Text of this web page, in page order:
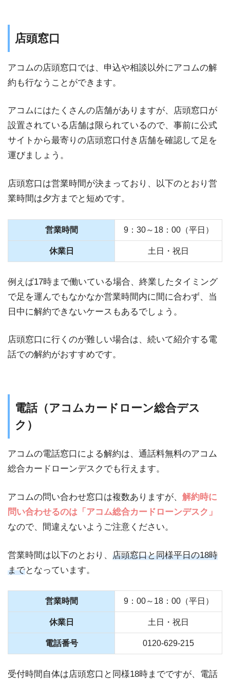
店頭窓口
アコムの店頭窓口では、申込や相談以外にアコムの解
約も行なうことができます。
アコムにはたくさんの店舗がありますが、店頭窓口が
設置されている店舗は限られているので、事前に公式
サイトから最寄りの店頭窓口付き店舗を確認して足を
運びましょう。
店頭窓口は営業時間が決まっており、以下のとおり営
業時間は夕方までと短めです。
営業時間 9：30～18：00（平日）
休業日 土日・祝日
例えば17時まで働いている場合、終業したタイミング
で足を運んでもなかなか営業時間内に間に合わず、当
日中に解約できないケースもあるでしょう。
店頭窓口に行くのが難しい場合は、続いて紹介する電
話での解約がおすすめです。
電話（アコムカードローン総合デス
ク）
アコムの電話窓口による解約は、通話料無料のアコム
総合カードローンデスクでも行えます。
アコムの問い合わせ窓口は複数ありますが、 解約時に
問い合わせるのは「アコム総合カードローンデスク」
なので、間違えないようご注意ください。
営業時間は以下のとおり、 店頭窓口と同様平日の18時
までとなっています。
営業時間 9：00～18：00（平日）
休業日 土日・祝日
電話番号 0120-629-215
受付時間自体は店頭窓口と同様18時までですが、電話